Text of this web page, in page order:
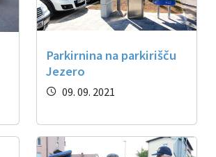
Parkirnina na parkirišču
Jezero
09. 09. 2021